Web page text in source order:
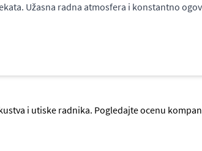
Užasna radna atmosfera i konstantno
i utiske radnika. Pogledajte ocenu